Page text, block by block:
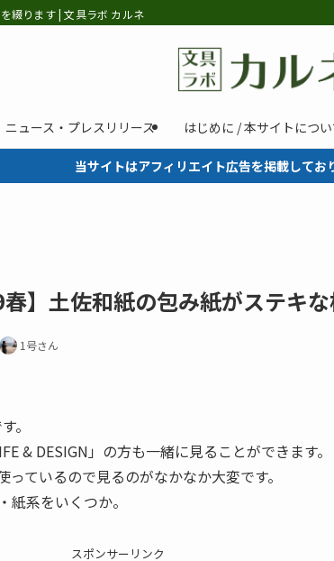
綴ります | 文具ラボ カルネ
ニュース・プレスリリース はじめに / 本サイトにつ
当サイトはアフィリエイト広告を掲載してお
春】土佐和紙の包み紙がステキ
1号さん
。
& DESIGN」の方も一緒に見ることができます。
ているので見るのがなかなか大変です。
系をいくつか。
スポンサーリンク